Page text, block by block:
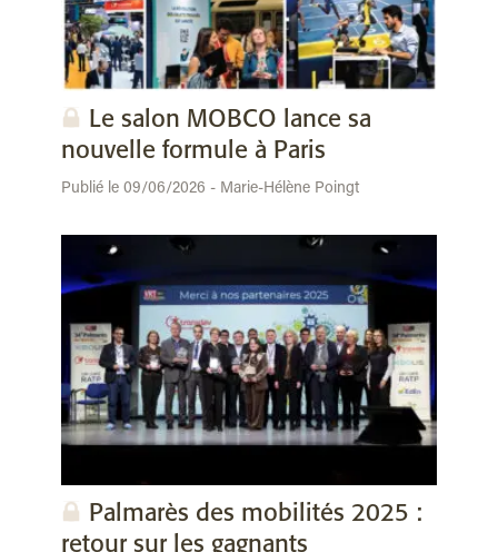
Le salon MOBCO lance sa
nouvelle formule à Paris
Publié le 09/06/2026 - Marie-Hélène Poingt
Palmarès des mobilités 2025 :
retour sur les gagnants